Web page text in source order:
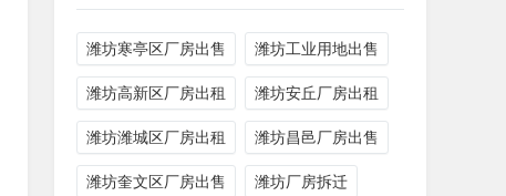
潍坊寒亭区厂房出售 潍坊工业用地出售
潍坊高新区厂房出租 潍坊安丘厂房出租
潍坊潍城区厂房出租 潍坊昌邑厂房出售
潍坊奎文区厂房出售 潍坊厂房拆迁